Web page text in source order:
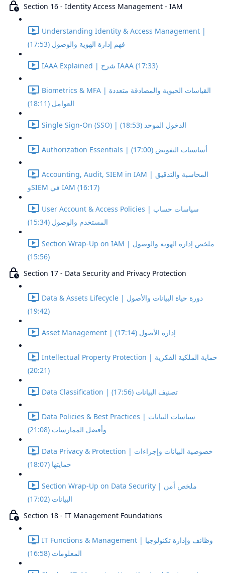
Section 16 - Identity Access Management - IAM
Understanding Identity & Access Management |
فهم إدارة الهوية والوصول (17:53)
IAAA Explained | شرح IAAA (17:33)
Biometrics & MFA | القياسات الحيوية والمصادقة متعددة
العوامل (18:11)
Single Sign-On (SSO) | الدخول الموحد (18:53)
Authorization Essentials | أساسيات التفويض (17:00)
Accounting, Audit, SIEM in IAM | المحاسبة والتدقيق
وSIEM في IAM (16:17)
User Account & Access Policies | سياسات حساب
المستخدم والوصول (15:34)
Section Wrap-Up on IAM | ملخص إدارة الهوية والوصول
(15:56)
Section 17 - Data Security and Privacy Protection
Data & Assets Lifecycle | دورة حياة البيانات والأصول
(19:42)
Asset Management | إدارة الأصول (17:14)
Intellectual Property Protection | حماية الملكية الفكرية
(20:21)
Data Classification | تصنيف البيانات (17:56)
Data Policies & Best Practices | سياسات البيانات
وأفضل الممارسات (21:08)
Data Privacy & Protection | خصوصية البيانات وإجراءات
حمايتها (18:07)
Section Wrap-Up on Data Security | ملخص أمن
البيانات (17:02)
Section 18 - IT Management Foundations
IT Functions & Management | وظائف وإدارة تكنولوجيا
المعلومات (16:58)